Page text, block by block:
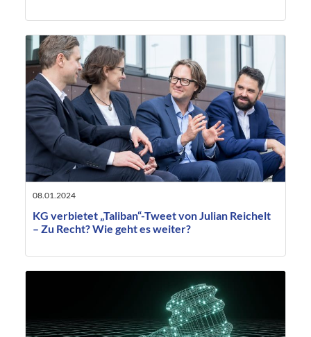
08.01.2024
KG verbietet „Taliban“-Tweet von Julian Reichelt
– Zu Recht? Wie geht es weiter?